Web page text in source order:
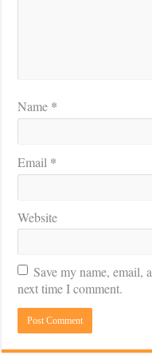
Name *
Email *
Website
Save my name, email,
next time I comment.